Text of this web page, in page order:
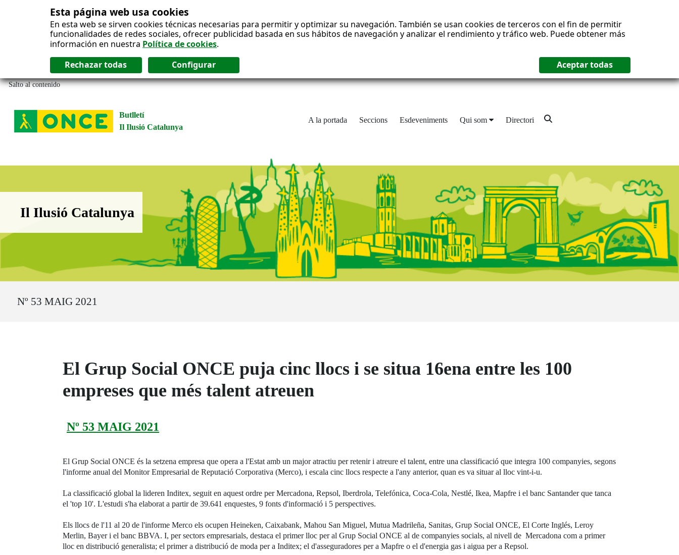
Esta página web usa cookies
En esta web se sirven cookies técnicas necesarias para permitir y optimizar su navegación. También se usan cookies de terceros con el fin de permitir
funcionalidades de redes sociales, ofrecer publicidad basada en sus hábitos de navegación y analizar el rendimiento y tráfico web. Puede obtener más
información en nuestra Política de cookies.
Salto al contenido
Butlletí
Il Ilusió Catalunya
A la portada Seccions Esdeveniments Qui som Directori
Boletín Il·lusió Catalunya
Il Ilusió Catalunya
Nº 53 MAIG 2021
El Grup Social ONCE puja cinc llocs i se situa 16ena entre les 100
empreses que més talent atreuen
Nº 53 MAIG 2021
El Grup Social ONCE és la setzena empresa que opera a l'Estat amb un major atractiu per retenir i atreure el talent, entre una classificació que integra 100 companyies, segons
l'informe anual del Monitor Empresarial de Reputació Corporativa (Merco), i escala cinc llocs respecte a l'any anterior, quan es va situar al lloc vint-i-u.
La classificació global la lideren Inditex, seguit en aquest ordre per Mercadona, Repsol, Iberdrola, Telefónica, Coca-Cola, Nestlé, Ikea, Mapfre i el banc Santander que tanca
el 'top 10'. L'estudi s'ha elaborat a partir de 39.641 enquestes, 9 fonts d'informació i 5 perspectives.
Els llocs de l'11 al 20 de l'informe Merco els ocupen Heineken, Caixabank, Mahou San Miguel, Mutua Madrileña, Sanitas, Grup Social ONCE, El Corte Inglés, Leroy
Merlin, Bayer i el banc BBVA. I, per sectors empresarials, destaca el primer lloc per al Grup Social ONCE al de companyies socials, al nivell de Mercadona com a primer
lloc en distribució generalista; el primer a distribució de moda per a Inditex; el d'asseguradores per a Mapfre o el d'energia gas i aigua per a Repsol.